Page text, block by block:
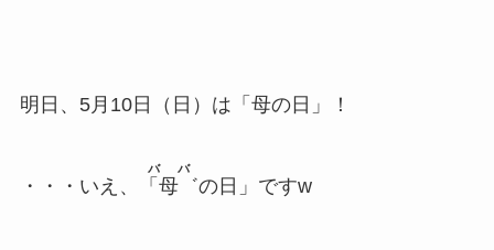
明日、5月10日（日）は「母の日」！
・・・いえ、 「母゛
ババ
の日」ですw